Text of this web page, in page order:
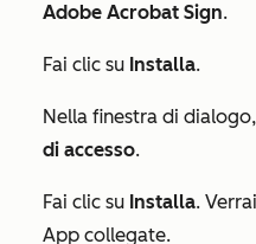
Adobe Acrobat Sign.
Fai clic su Installa.
Nella finestra di
di accesso.
Fai clic su Installa.
App collegate.